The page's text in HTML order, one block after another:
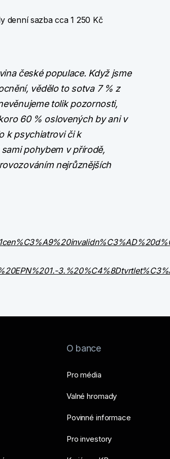
denní sazba cca 1 250 Kč
české populace. Když jsme
vědělo to sotva 7 % z
tolik pozornosti,
60 % oslovených by ani v
k psychiatrovi či k
pohybem v přírodě,
nejrůznějších
O bance
Pro média
Valné hromady
Povinné informace
Pro investory